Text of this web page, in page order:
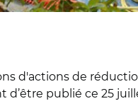
d'actions de
publié ce 25